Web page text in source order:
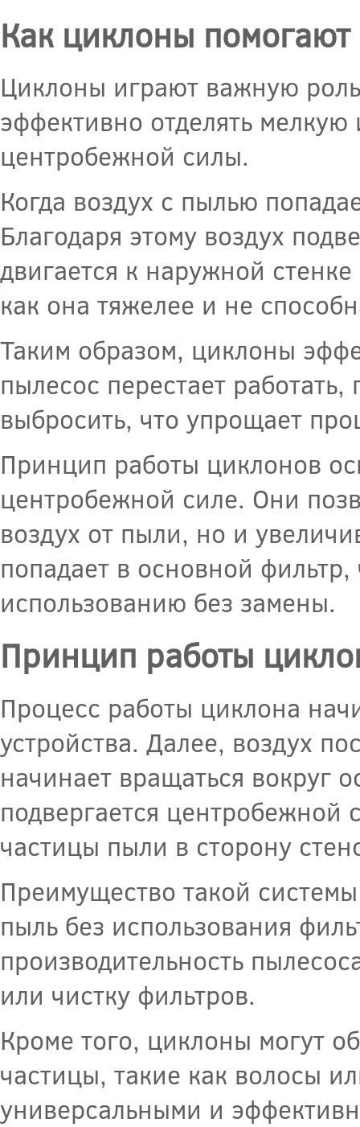
Как циклоны
Циклоны играют важную
эффективно отделять
центробежной силы.
Когда воздух с пылью
Благодаря этому воздух
двигается к наружной
как она тяжелее и не
Таким образом, циклоны
пылесос перестает
выбросить, что упрощает
Принцип работы циклонов
центробежной силе. Они
воздух от пыли, но и
попадает в основной фильтр,
использованию без замены.
Принцип работы
Процесс работы циклона
устройства. Далее, воздух
начинает вращаться вокруг
подвергается центробежной
частицы пыли в сторону
Преимущество такой
пыль без использования
производительность
или чистку фильтров.
Кроме того, циклоны могут
частицы, такие как волосы
универсальными и